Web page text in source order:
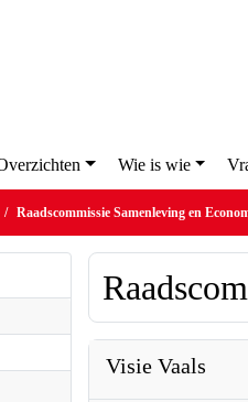
Overzichten Wie is wie
Raadscommissie Samenleving en
Visie Vaals